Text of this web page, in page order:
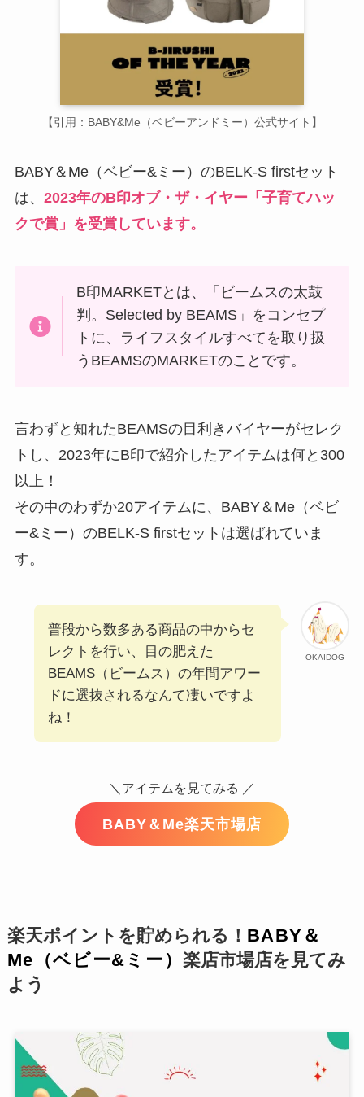
【引用：BABY&Me（ベビーアンドミー）公式サイト】
BABY＆Me（ベビー&ミー）のBELK-S firstセット
は、 2023年のB印オブ・ザ・イヤー「子育てハッ
クで賞」を受賞しています。
B印MARKETとは、「ビームスの太鼓
判。Selected by BEAMS」をコンセプ
トに、ライフスタイルすべてを取り扱
うBEAMSのMARKETのことです。
言わずと知れたBEAMSの目利きバイヤーがセレク
トし、2023年にB印で紹介したアイテムは何と300
以上！
その中のわずか20アイテムに、BABY＆Me（ベビ
ー&ミー）のBELK-S firstセットは選ばれていま
す。
OKAIDOG
普段から数多ある商品の中からセ
レクトを行い、目の肥えた
BEAMS（ビームス）の年間アワー
ドに選抜されるなんて凄いですよ
ね！
＼アイテムを見てみる ／
BABY＆Me楽天市場店
楽天ポイントを貯められる！ BABY＆
Me（ベビー&ミー）楽店市場店を見てみ
よう